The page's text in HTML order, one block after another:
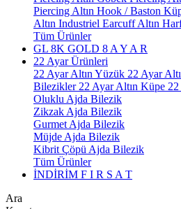
Piercing Altın Hook / Baston
Altın Industriel EarcuffAltın
Tüm Ürünler
GL 8K GOLD 8 A Y A R
22 Ayar Ürünleri
22 Ayar Altın Yüzük 22 Ayar
Bilezikler 22 Ayar Altın Küpe
Oluklu Ajda Bilezik
Zikzak Ajda Bilezik
Gurmet Ajda Bilezik
Müjde Ajda Bilezik
Kibrit Çöpü Ajda Bilezik
Tüm Ürünler
İNDİRİM F I R S A T
Ara